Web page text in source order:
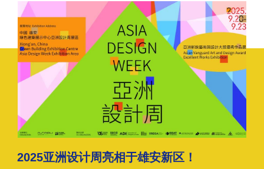
2025亚洲设计周亮相于雄安新区！